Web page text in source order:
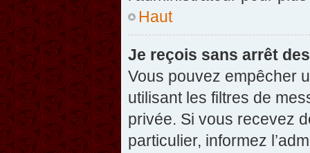
Haut
Je reçois sans arrêt
Vous pouvez empêcher
utilisant les filtres de
privée. Si vous recevez
particulier, informez